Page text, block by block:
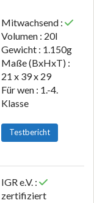
Mitwachsend :
Volumen : 20l
Gewicht : 1.150g
Maße (BxHxT) :
21 x 39 x 29
Für wen : 1.-4.
Klasse
Testbericht
IGR e.V. :
zertifiziert